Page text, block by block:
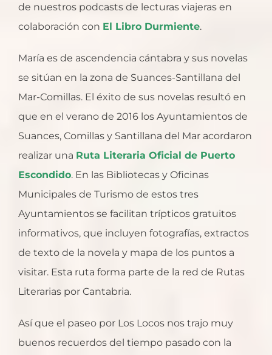
de nuestros podcasts de lecturas viajeras en
colaboración con El Libro Durmiente.
María es de ascendencia cántabra y sus novelas
se sitúan en la zona de Suances-Santillana del
Mar-Comillas. El éxito de sus novelas resultó en
que en el verano de 2016 los Ayuntamientos de
Suances, Comillas y Santillana del Mar acordaron
realizar una Ruta Literaria Oficial de Puerto
Escondido. En las Bibliotecas y Oficinas
Municipales de Turismo de estos tres
Ayuntamientos se facilitan trípticos gratuitos
informativos, que incluyen fotografías, extractos
de texto de la novela y mapa de los puntos a
visitar. Esta ruta forma parte de la red de Rutas
Literarias por Cantabria.
Así que el paseo por Los Locos nos trajo muy
buenos recuerdos del tiempo pasado con la